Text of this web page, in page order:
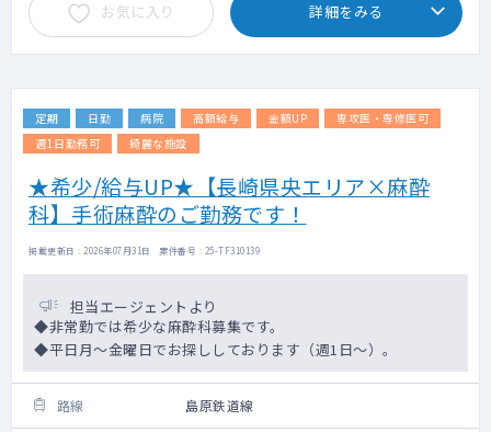
お気に入り 詳細をみる
定期 日勤 病院 高額給与 金額UP
専攻医・専修医可
週1日勤務可
綺麗な施設
★希少/給与UP★【長崎県央エリア×麻酔
科】手術麻酔のご勤務です！
掲載更新日 : 2026年07月31日 案件番号 : 25-TF310139
担当エージェントより
◆非常勤では希少な麻酔科募集です。
◆平日月～金曜日でお探ししております（週1日～）。
路線 島原鉄道線